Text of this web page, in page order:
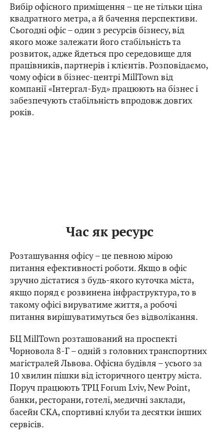
Вибір офісного приміщення – це не тільки ціна
квадратного метра, а й бачення перспективи.
Сьогодні офіс – один з ресурсів бізнесу, від
якого може залежати його стабільність та
розвиток, адже йдеться про середовище для
працівників, партнерів і клієнтів. Розповідаємо,
чому офіси в бізнес-центрі MillTown від
компанії «Інтергал-Буд» працюють на бізнес і
забезпечують стабільність впродовж довгих
років.
Час як ресурс
Розташування офісу – це певною мірою
питання ефективності роботи. Якщо в офіс
зручно дістатися з будь-якого куточка міста,
якщо поряд є розвинена інфраструктура, то в
такому офісі вируватиме життя, а робочі
питання вирішуватимуться без відволікання.
БЦ MillTown розташований на проспекті
Чорновола 8-Г – одній з головних транспортних
магістралей Львова. Офісна будівля – усього за
10 хвилин пішки від історичного центру міста.
Поруч працюють ТРЦ Forum Lviv, New Point,
банки, ресторани, готелі, медичні заклади,
басейн СКА, спортивні клуби та десятки інших
сервісів.